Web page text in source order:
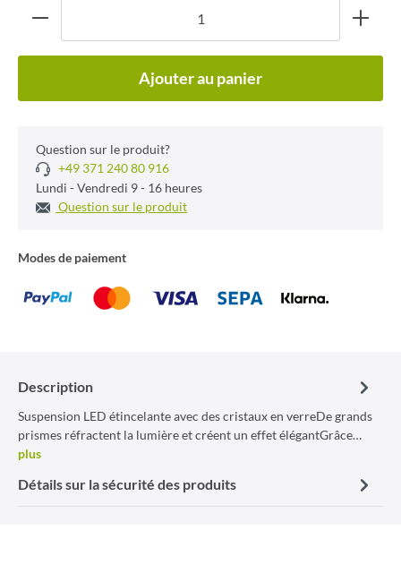
Ajouter au panier
Question sur le produit?
+49 371 240 80 916
Lundi - Vendredi 9 - 16 heures
Question sur le produit
Modes de paiement
Description
Suspension LED étincelante avec des cristaux en verreDe grands
prismes réfractent la lumière et créent un effet élégantGrâce…
plus
Détails sur la sécurité des produits